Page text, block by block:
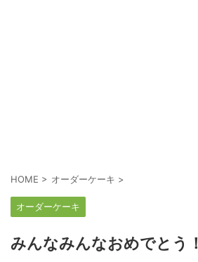
HOME > オーダーケーキ >
オーダーケーキ
みんなみんなおめでとう！